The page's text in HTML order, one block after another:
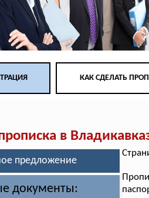
КАК СДЕЛАТЬ
в
предложение
документы: